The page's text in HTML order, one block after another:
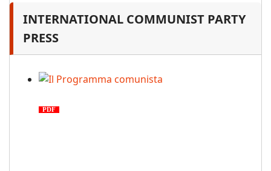
INTERNATIONAL COMMUNIST PARTY
PRESS
PDF